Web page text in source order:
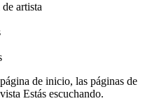
artista
de inicio, las páginas de
Estás escuchando.